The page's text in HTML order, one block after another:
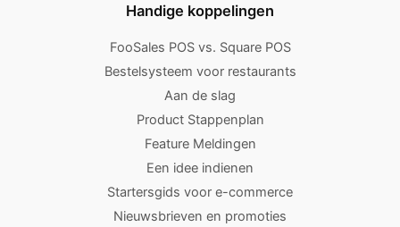
Handige koppelingen
FooSales POS vs. Square POS
Bestelsysteem voor restaurants
Aan de slag
Product Stappenplan
Feature Meldingen
Een idee indienen
Startersgids voor e-commerce
Nieuwsbrieven en promoties